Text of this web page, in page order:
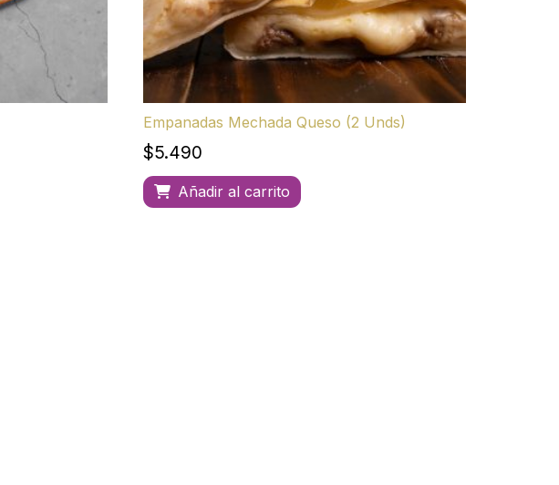
Empanadas Mechada Queso (2 Unds)
$5.490
Añadir al carrito